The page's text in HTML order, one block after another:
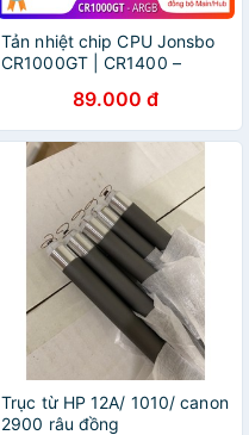
Tản nhiệt chip CPU Jonsbo
CR1000GT | CR1400 –
12cm, 4 ống đồng, đồng bộ
Led với Hub/Mainboard
89.000 đ
Trục từ HP 12A/ 1010/ canon
2900 râu đồng